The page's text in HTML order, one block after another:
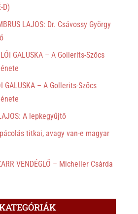
D)
LAJOS: Dr. Csávossy György
GALUSKA – A Gollerits-Szőcs
GALUSKA – A Gollerits-Szőcs
A lepkegyűjtő
titkai, avagy van-e magyar
VENDÉGLŐ – Micheller Csárda